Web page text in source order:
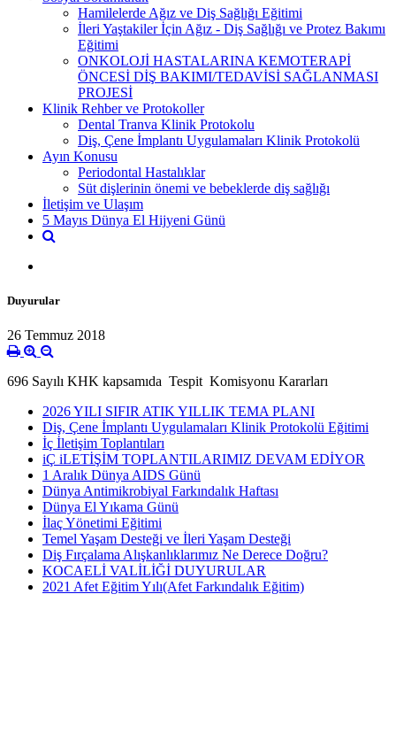
Hamilelerde Ağız ve Diş Sağlığı Eğitimi
İleri Yaştakiler İçin Ağız - Diş Sağlığı ve Protez Bakımı
Eğitimi
ONKOLOJİ HASTALARINA KEMOTERAPİ
ÖNCESİ DİŞ BAKIMI/TEDAVİSİ SAĞLANMASI
PROJESİ
Klinik Rehber ve Protokoller
Dental Tranva Klinik Protokolu
Diş, Çene İmplantı Uygulamaları Klinik Protokolü
Ayın Konusu
Periodontal Hastalıklar
Süt dişlerinin önemi ve bebeklerde diş sağlığı
İletişim ve Ulaşım
5 Mayıs Dünya El Hijyeni Günü
Duyurular
26 Temmuz 2018
696 Sayılı KHK kapsamıda Tespit Komisyonu Kararları
2026 YILI SIFIR ATIK YILLIK TEMA PLANI
Diş, Çene İmplantı Uygulamaları Klinik Protokolü Eğitimi
İç İletişim Toplantıları
iÇ iLETİŞİM TOPLANTILARIMIZ DEVAM EDİYOR
1 Aralık Dünya AIDS Günü
Dünya Antimikrobiyal Farkındalık Haftası
Dünya El Yıkama Günü
İlaç Yönetimi Eğitimi
Temel Yaşam Desteği ve İleri Yaşam Desteği
Diş Fırçalama Alışkanlıklarımız Ne Derece Doğru?
KOCAELİ VALİLİĞİ DUYURULAR
2021 Afet Eğitim Yılı(Afet Farkındalık Eğitim)